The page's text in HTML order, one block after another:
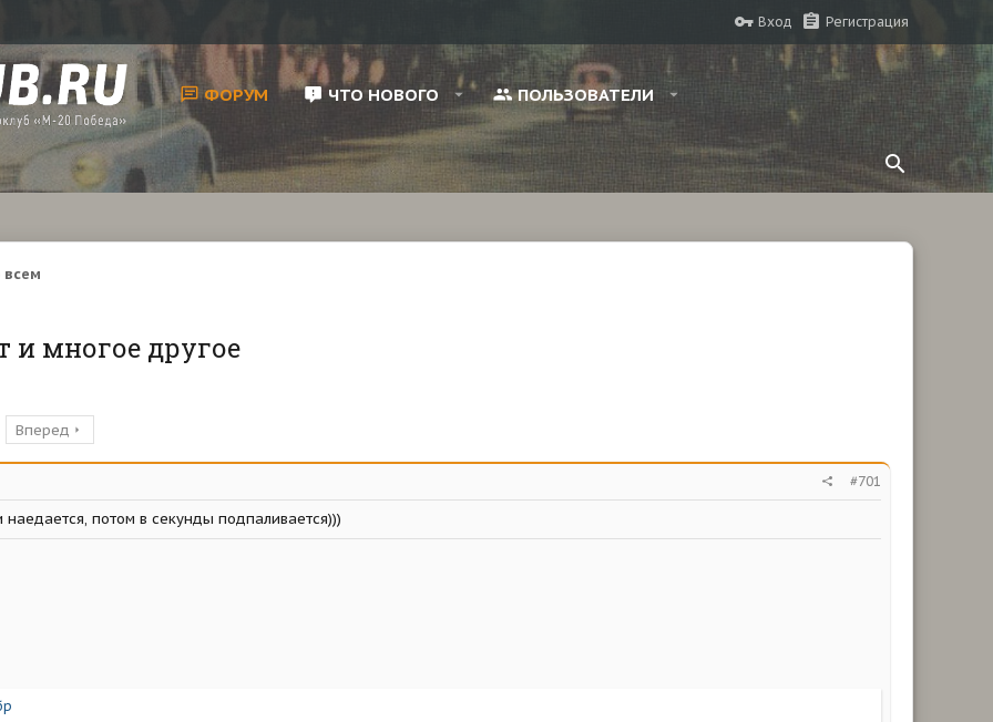
Вход Регистрация
ФОРУМ ЧТО НОВОГО ПОЛЬЗОВАТЕЛИ
всем
и многое другое
Вперед
#701
наедается, потом в секунды подпаливается)))